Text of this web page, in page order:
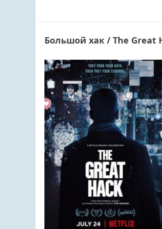
Большой хак / The Great